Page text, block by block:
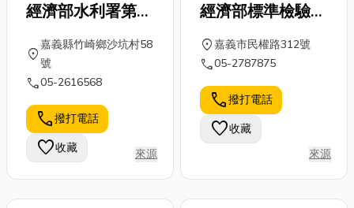
些台中店家值
天就讓小編帶
您深入了解建
築隔熱膜的相
關知識，並推
薦幾家在地的
優質台中建築
隔熱膜店家。
建...
貸款（留
有權暫時不移
轉，僅設定動
產抵押，借款
人仍可正常使
用車輛，但每
月需按時繳納
過，證實是謠
言者又聲稱
「整個七月」
都可能是災難
發生的時間
點。那麼，這
個預言所指的
海嘯究竟是怎
麼發生的？我
們又該如...
經濟部水利署第五
河川局
location_on
嘉義縣竹崎鄉沙坑村58
號
call05-2616568
call撥打電話
favorite收藏 來源
經濟部標準檢驗局
台南分局
location_on嘉義市民權路312號
call05-2787875
call撥打電話
favorite收藏
來源